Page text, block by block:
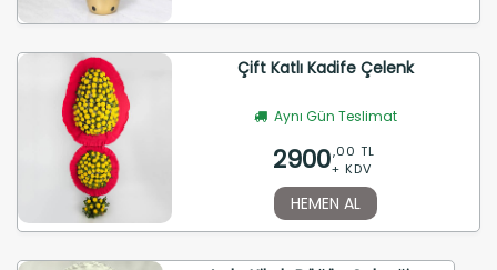
Çift Katlı Kadife Çelenk
Aynı Gün Teslimat
2900,00 TL
+ KDV
HEMEN AL